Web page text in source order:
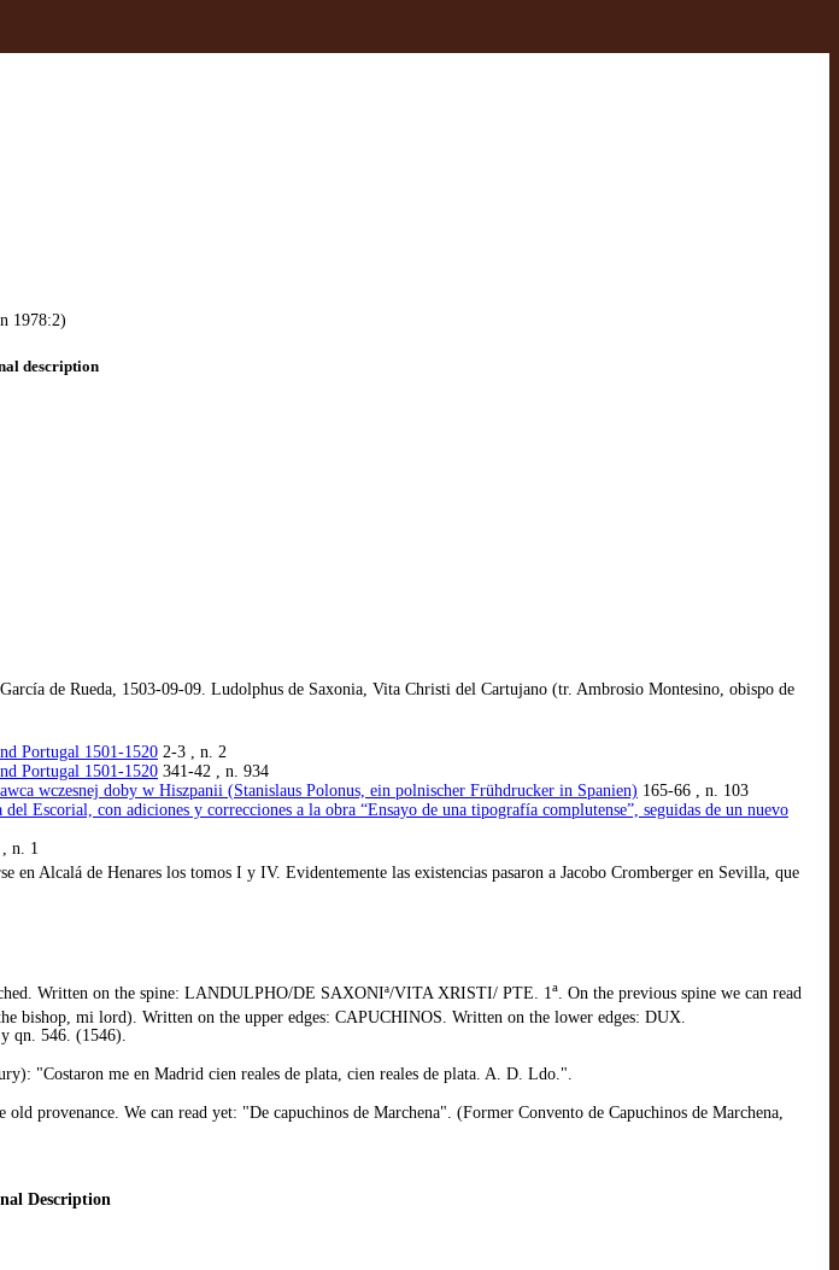
1978:2)
description
de Rueda, 1503-09-09. Ludolphus de Saxonia, Vita Christi del Cartujano (tr. Ambrosio Montesino, obispo de
Portugal 1501-1520 2-3 , n. 2
Portugal 1501-1520 341-42 , n. 934
wczesnej doby w Hiszpanii (Stanislaus Polonus, ein polnischer Frühdrucker in Spanien) 165-66 , n. 103
Escorial, con adiciones y correcciones a la obra “Ensayo de una tipografía complutense”, seguidas de un nuevo
, n. 1
Alcalá de Henares los tomos I y IV. Evidentemente las existencias pasaron a Jacobo Cromberger en Sevilla, que
Written on the spine: LANDULPHO/DE SAXONIª/VITA XRISTI/ PTE. 1a
. On the previous spine we can read
bishop, mi lord). Written on the upper edges: CAPUCHINOS. Written on the lower edges: DUX.
qn. 546. (1546).
"Costaron me en Madrid cien reales de plata, cien reales de plata. A. D. Ldo.".
provenance. We can read yet: "De capuchinos de Marchena". (Former Convento de Capuchinos de Marchena,
Description